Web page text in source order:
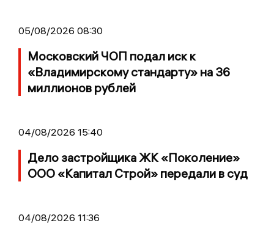
05/08/2026 08:30
Московский ЧОП подал иск к
«Владимирскому стандарту» на 36
миллионов рублей
04/08/2026 15:40
Дело застройщика ЖК «Поколение»
ООО «Капитал Строй» передали в суд
04/08/2026 11:36